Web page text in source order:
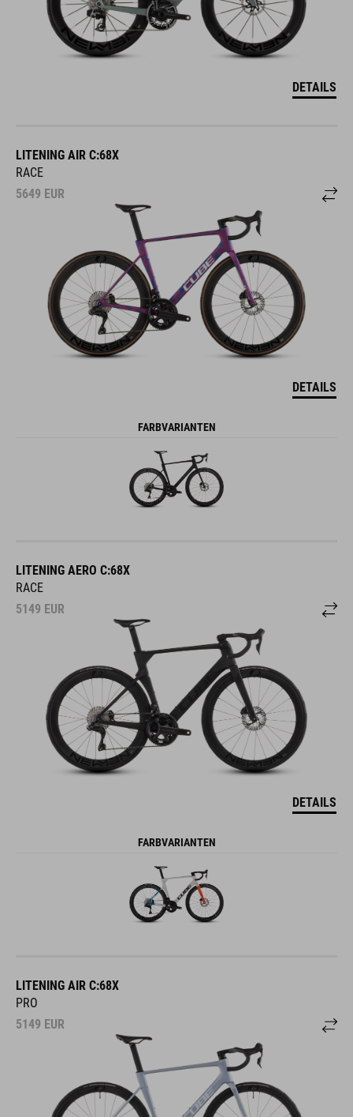
DETAILS
LITENING AIR C:68X
RACE
5649 EUR
DETAILS
FARBVARIANTEN
LITENING AERO C:68X
RACE
5149 EUR
DETAILS
FARBVARIANTEN
LITENING AIR C:68X
PRO
5149 EUR